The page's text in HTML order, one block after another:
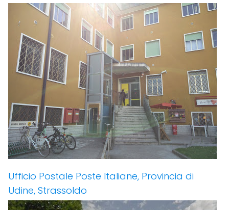
Ufficio Postale Poste Italiane, Provincia di
Udine, Strassoldo